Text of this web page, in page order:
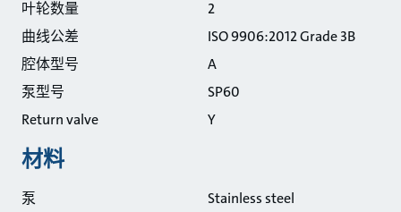
叶轮数量
2
曲线公差
ISO 9906:2012 Grade 3B
腔体型号
A
泵型号
SP60
Return valve
Y
材料
泵
Stainless steel